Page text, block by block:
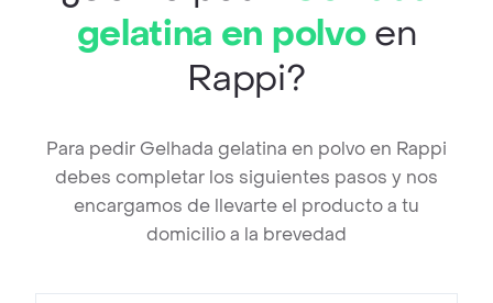
gelatina en polvoen
Rappi?
Para pedir Gelhada gelatina en polvo en Rappi
debes completar los siguientes pasos y nos
encargamos de llevarte el producto a tu
domicilio a la brevedad